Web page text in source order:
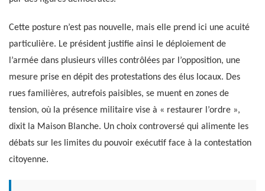
Cette posture n’est pas nouvelle, mais elle prend ici une acuité
particulière. Le président justifie ainsi le déploiement de
l’armée dans plusieurs villes contrôlées par l’opposition, une
mesure prise en dépit des protestations des élus locaux. Des
rues familières, autrefois paisibles, se muent en zones de
tension, où la présence militaire vise à « restaurer l’ordre »,
dixit la Maison Blanche. Un choix controversé qui alimente les
débats sur les limites du pouvoir exécutif face à la contestation
citoyenne.